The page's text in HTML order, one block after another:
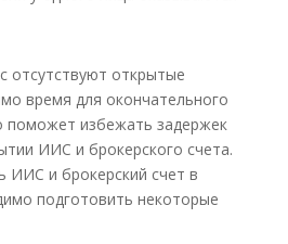
отсутствуют открытые
время для окончательного
поможет избежать задержек
ИИС и брокерского счета.
ИИС и брокерский счет в
подготовить некоторые